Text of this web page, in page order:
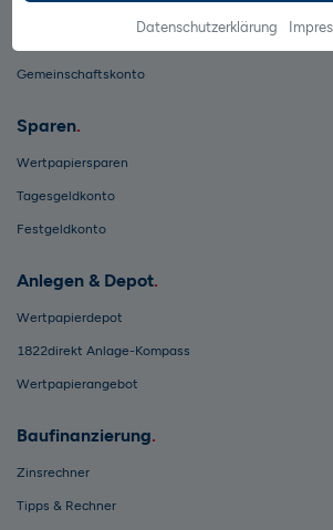
Datenschutzerklärung
Gemeinschaftskonto
Sparen
Wertpapiersparen
Tagesgeldkonto
Festgeldkonto
Anlegen & Depot
Wertpapierdepot
1822direkt Anlage-Kompass
Wertpapierangebot
Baufinanzierung
Zinsrechner
Tipps & Rechner